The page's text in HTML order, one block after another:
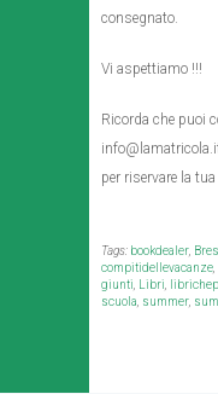
consegnato.
Vi aspettiamo !!!
Ricorda che puoi
per riservare la
Tags: bookdealer,
compitidellevacanze,
giunti, Libri,
scuola, summer,